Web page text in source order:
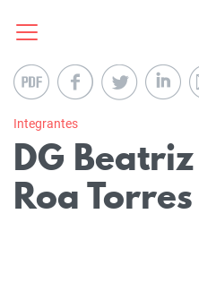
Integrantes
DG
Roa Torres